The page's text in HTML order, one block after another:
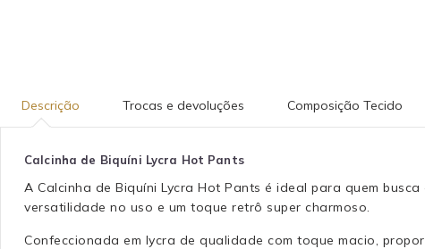
Descrição Trocas e devoluções Composição Tecido
Calcinha de Biquíni Lycra Hot Pants
A Calcinha de Biquíni Lycra Hot Pants é ideal para quem
versatilidade no uso e um toque retrô super charmoso.
Confeccionada em lycra de qualidade com toque macio,